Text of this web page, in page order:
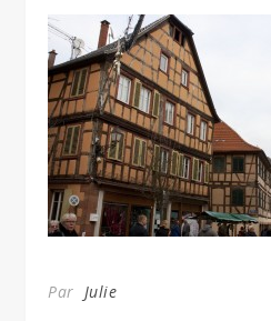
Par Julie